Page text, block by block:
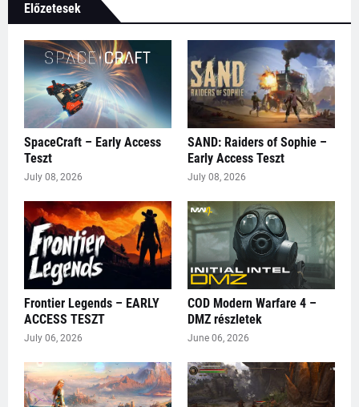
Előzetesek
SpaceCraft – Early Access
Teszt
July 08, 2026
SAND: Raiders of Sophie –
Early Access Teszt
July 08, 2026
Frontier Legends – EARLY
ACCESS TESZT
July 06, 2026
COD Modern Warfare 4 –
DMZ részletek
June 06, 2026